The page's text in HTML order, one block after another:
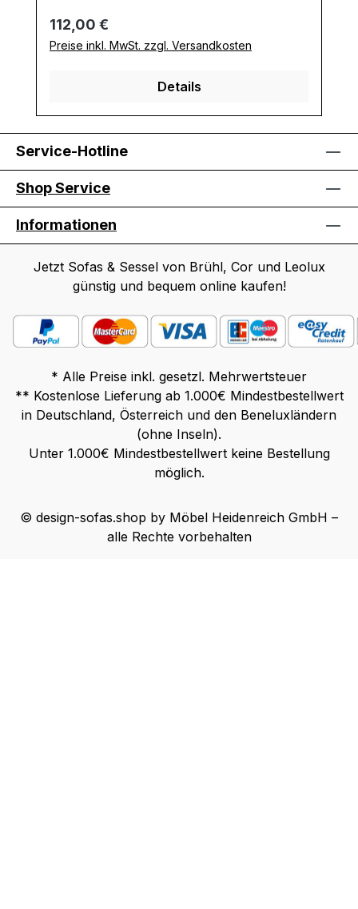
Regulärer Preis:
112,00 €
Preise inkl. MwSt. zzgl. Versandkosten
Details
Service-Hotline
Shop Service
Informationen
Jetzt Sofas & Sessel von Brühl, Cor und Leolux
günstig und bequem online kaufen!
* Alle Preise inkl. gesetzl. Mehrwertsteuer
** Kostenlose Lieferung ab 1.000€ Mindestbestellwert
in Deutschland, Österreich und den Beneluxländern
(ohne Inseln).
Unter 1.000€ Mindestbestellwert keine Bestellung
möglich.
© design-sofas.shop by Möbel Heidenreich GmbH –
alle Rechte vorbehalten